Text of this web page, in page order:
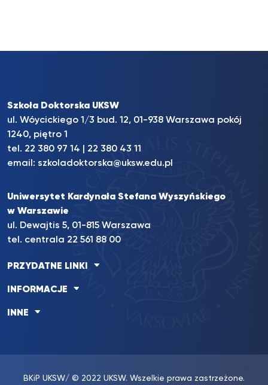
Szkoła Doktorska UKSW
ul. Wóycickiego 1/3 bud. 12, 01-938 Warszawa pokój
1240, piętro 1
tel. 22 380 97 14
22 380 43 11
email: szkoladoktorska@uksw.edu.pl
Uniwersytet Kardynała Stefana Wyszyńskiego
w Warszawie
ul. Dewajtis 5, 01-815 Warszawa
tel. centrala 22 561 88 00
PRZYDATNE LINKI
INFORMACJE
INNE
BKiP UKSW/ © 2022 UKSW. Wszelkie prawa zastrzeżone.